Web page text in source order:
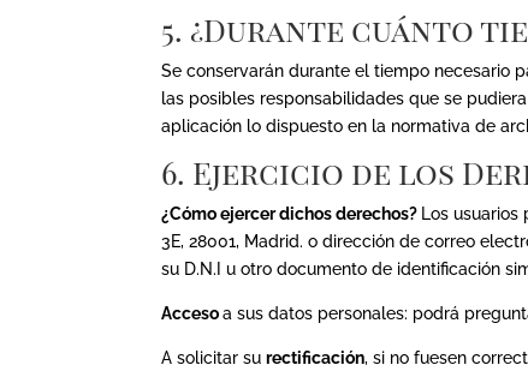
5. ¿Durante cuánto
Se conservarán durante el tiempo necesario
las posibles responsabilidades que se
aplicación lo dispuesto en la normativa de
6. Ejercicio de los
¿Cómo ejercer dichos derechos? Los
3E, 28001, Madrid. o dirección de correo
su D.N.I u otro documento de identificación
Accesoa sus datos personales: podrá
A solicitar surectificación, si no fuesen